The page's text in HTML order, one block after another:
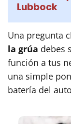
Lubbock
Una pregunta
la grúa debes
función a tus
una simple
batería del